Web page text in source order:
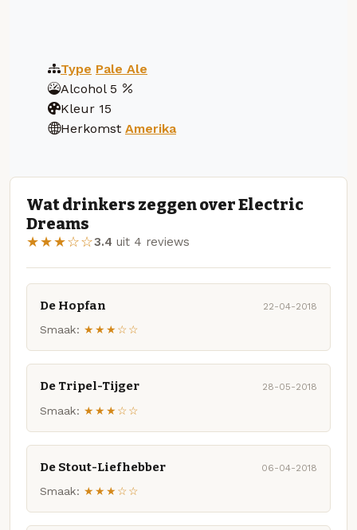
Type Pale Ale
Alcohol 5
Kleur 15
Herkomst Amerika
Wat drinkers zeggen over Electric
Dreams
★★★☆☆3.4 uit 4 reviews
De Hopfan 22-04-2018
Smaak: ★★★☆☆
De Tripel-Tijger 28-05-2018
Smaak: ★★★☆☆
De Stout-Liefhebber 06-04-2018
Smaak: ★★★☆☆